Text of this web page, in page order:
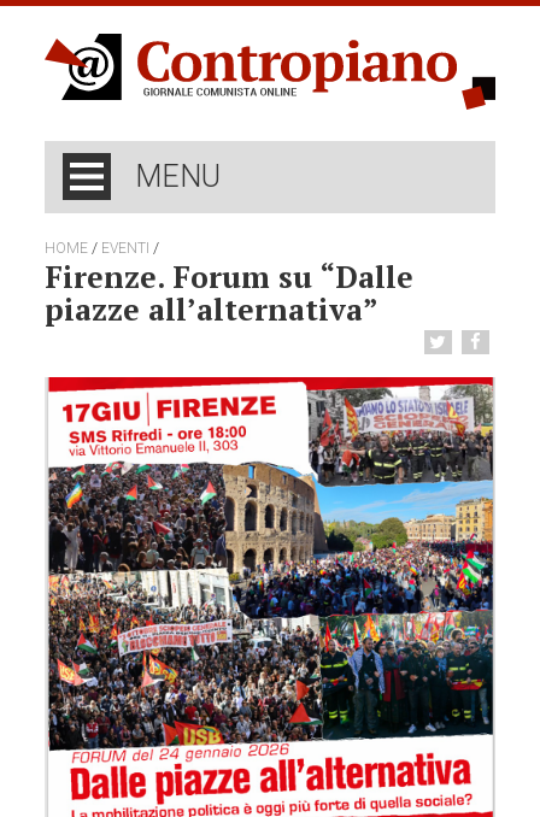
MENU
HOME / EVENTI /
Firenze. Forum su “Dalle
piazze all’alternativa”